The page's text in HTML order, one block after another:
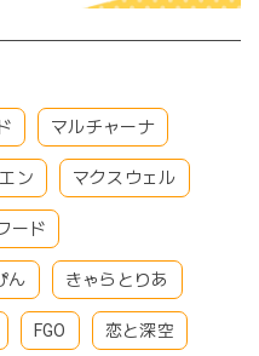
マルチャーナ
ン マクスウェル
ード
ん きゃらとりあ
FGO 恋と深空